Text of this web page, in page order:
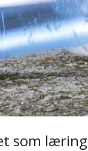
som